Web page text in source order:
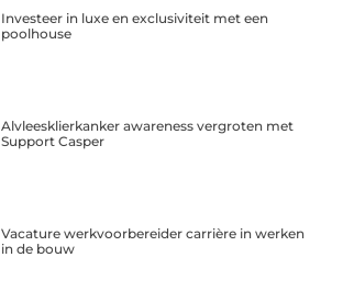
Investeer in luxe en exclusiviteit met een
poolhouse
Alvleesklierkanker awareness vergroten met
Support Casper
Vacature werkvoorbereider carrière in werken
in de bouw